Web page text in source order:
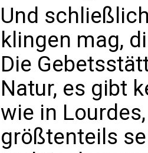
Und
klingen mag,
Die
Natur, es gibt
wie in
größtenteils